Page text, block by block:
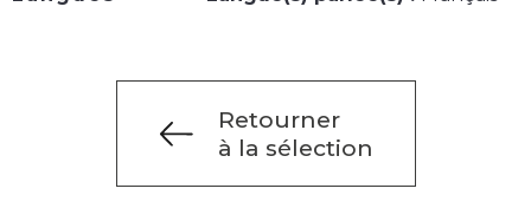
Retourner
à la sélection